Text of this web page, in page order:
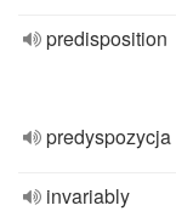
predisposition
predyspozycja
invariably